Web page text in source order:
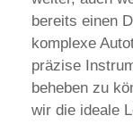
bereits einen
komplexe
präzise
beheben zu
wir die ideale